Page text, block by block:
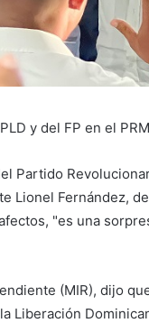
y del FP en el
Partido
Lionel Fernández,
"es una
(MIR), dijo
Liberación